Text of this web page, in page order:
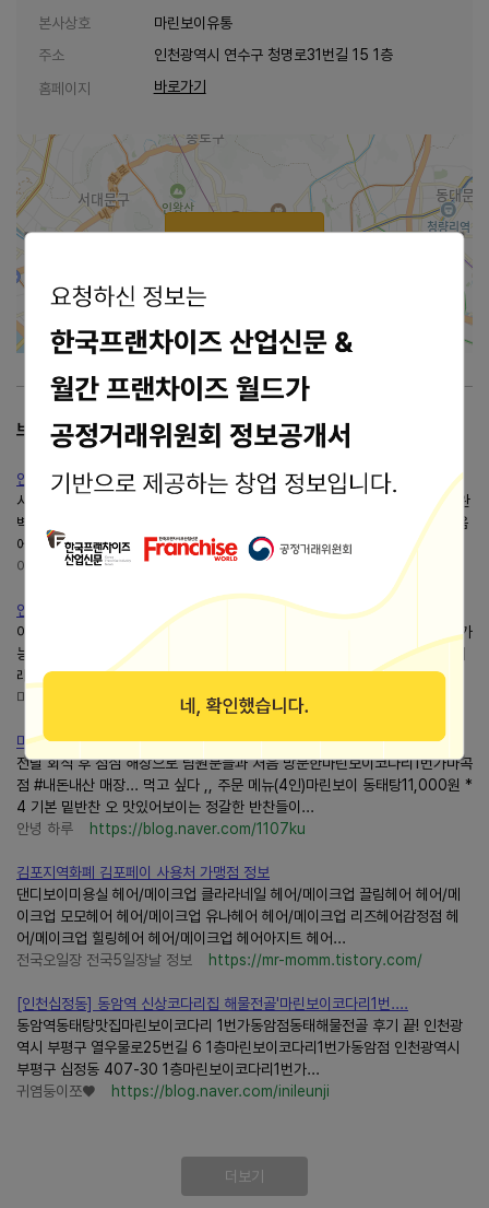
본사상호
마린보이유통
주소
인천광역시 연수구 청명로31번길 15 1층
홈페이지
바로가기
2km
브랜드 리뷰
안양 관양동맛집 안양코다리맛집 추천마린보이코다리1번가에서 ....
시래기코다리무조림 같이 김에 싸드셔야해요 넘 맛있어요 마무리 숭늉까지 완
벽 ㅋㅋㅋ 안양코다리맛집마린보이코다리1번가에서 가족들 다 맛있다며 다음
에 또 방문하기로했답니다. 다음엔동태탕이랑...
이엘의 일상기록
https://blog.naver.com/mylord3014
인천 부평코다리맛집마린보이코다리 1번가가성비 좋은 솥밥 점....
아구찜,동태탕을 판매하는마린보이코다리 1번가다 주말에도 점심특선 이용 가
능한 곳이라 가성비... 해서동태알을 추가했다코다리알찜이라서 더 맛있다 시
래기도 4천원 내면 추가 가능하다 시래기 추가는...
미식가가 되고 싶은 곡갱이
https://blog.naver.com/kktkyk1207
마곡 해장 추천 양 많은동태탕맛집마린보이코다리1번가마곡점
전날 회식 후 점심 해장으로 팀원분들과 처음 방문한마린보이코다리1번가마곡
점 #내돈내산 매장... 먹고 싶다 ,, 주문 메뉴(4인)마린보이 동태탕11,000원 *
4 기본 밑반찬 오 맛있어보이는 정갈한 반찬들이...
안녕 하루
https://blog.naver.com/1107ku
김포지역화폐 김포페이 사용처 가맹점 정보
댄디보이미용실 헤어/메이크업 클라라네일 헤어/메이크업 끌림헤어 헤어/메
이크업 모모헤어 헤어/메이크업 유나헤어 헤어/메이크업 리즈헤어감정점 헤
어/메이크업 힐링헤어 헤어/메이크업 헤어아지트 헤어...
전국오일장 전국5일장날 정보
https://mr-momm.tistory.com/
[인천십정동] 동암역 신상코다리집 해물전골'마린보이코다리1번....
동암역동태탕맛집마린보이코다리 1번가동암점동태해물전골 후기 끝! 인천광
역시 부평구 열우물로25번길 6 1층마린보이코다리1번가동암점 인천광역시
부평구 십정동 407-30 1층마린보이코다리1번가...
귀염둥이쪼♥
https://blog.naver.com/inileunji
더보기